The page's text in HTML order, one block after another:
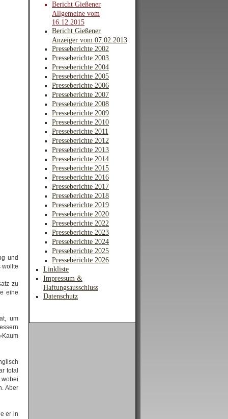
und
wollte
zu
eine
um
total
wobei
Aber
er in
Bericht Gießener
Allgemeine vom
16.12.2015
Bericht Gießener
Anzeiger vom 07.02.2013
Presseberichte 2002
Presseberichte 2003
Presseberichte 2004
Presseberichte 2005
Presseberichte 2006
Presseberichte 2007
Presseberichte 2008
Presseberichte 2009
Presseberichte 2010
Presseberichte 2011
Presseberichte 2012
Presseberichte 2013
Presseberichte 2014
Presseberichte 2015
Presseberichte 2016
Presseberichte 2017
Presseberichte 2018
Presseberichte 2019
Presseberichte 2020
Presseberichte 2022
Presseberichte 2023
Presseberichte 2024
Presseberichte 2025
Presseberichte 2026
Linkliste
Impressum &
Haftungsausschluss
Datenschutz